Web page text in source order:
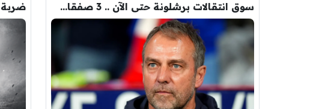
سوق انتقالات برشلونة حتى الآن .. 3 صفقات و 5 راحلين